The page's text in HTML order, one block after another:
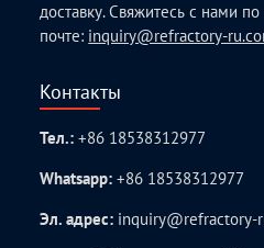
доставку. Свяжитесь с нами
почте: inquiry@refractory-
Контакты
Тел.:+86 18538312977
Whatsapp:+86 18538312977
Эл. адрес: inquiry@refractory-